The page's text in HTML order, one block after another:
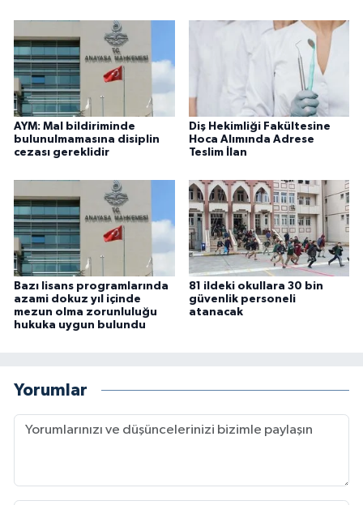
AYM: Mal bildiriminde
bulunulmamasına disiplin
cezası gereklidir
Diş Hekimliği Fakültesine
Hoca Alımında Adrese
Teslim İlan
Bazı lisans programlarında
azami dokuz yıl içinde
mezun olma zorunluluğu
hukuka uygun bulundu
81 ildeki okullara 30 bin
güvenlik personeli
atanacak
Yorumlar